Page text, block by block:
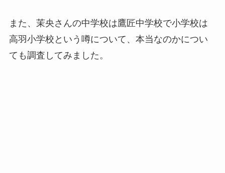
また、茉央さんの中学校は鷹匠中学校で小学校は
高羽小学校という噂について、本当なのかについ
ても調査してみました。